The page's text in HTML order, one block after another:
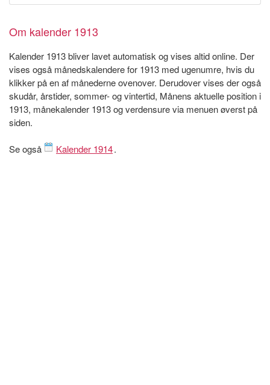
Om kalender 1913
Kalender 1913 bliver lavet automatisk og vises altid online. Der
vises også månedskalendere for 1913 med ugenumre, hvis du
klikker på en af månederne ovenover. Derudover vises der også
skudår, årstider, sommer- og vintertid, Månens aktuelle position i
1913, månekalender 1913 og verdensure via menuen øverst på
siden.
Se også Kalender 1914.